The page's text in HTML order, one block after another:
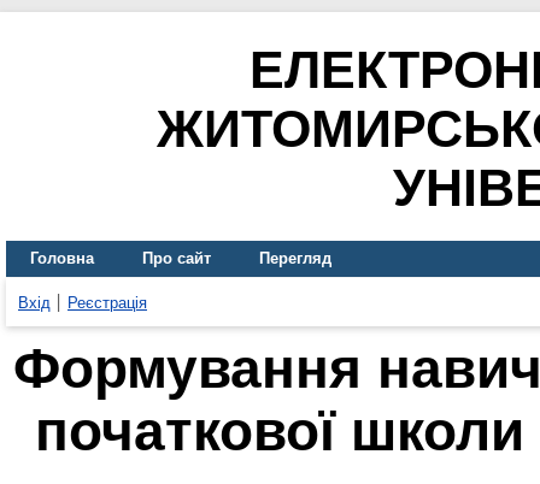
Головна Про сайт Перегляд
Вхід Реєстрація
Формування
початкової